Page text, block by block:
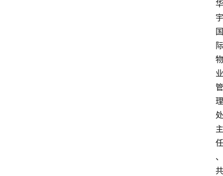
华
宇
国
际
物
业
管
理
处
主
任
、
共